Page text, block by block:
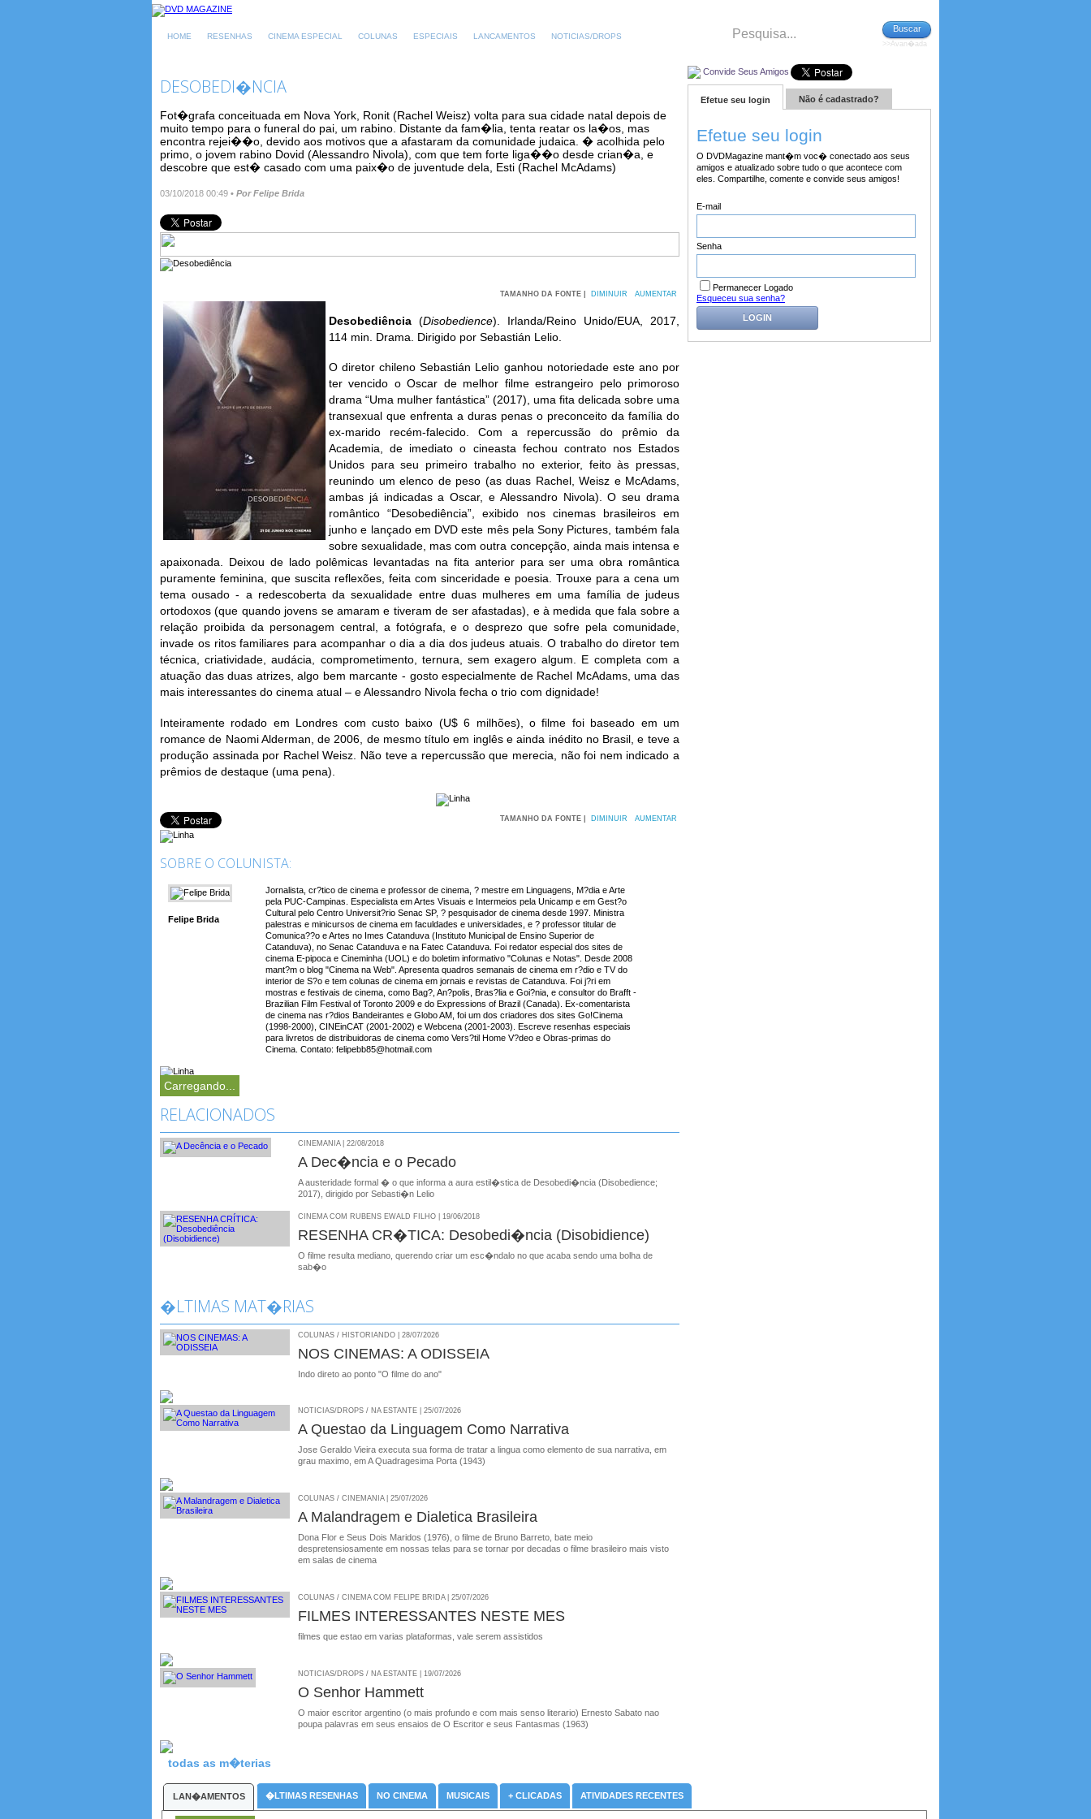
HOME RESENHAS CINEMA ESPECIAL COLUNAS ESPECIAIS LANCAMENTOS NOTICIAS/DROPS
Buscar
>>Avan�ada
DESOBEDI�NCIA
Fot�grafa conceituada em Nova York, Ronit (Rachel Weisz) volta para sua cidade natal depois de
muito tempo para o funeral do pai, um rabino. Distante da fam�lia, tenta reatar os la�os, mas
encontra rejei��o, devido aos motivos que a afastaram da comunidade judaica. � acolhida pelo
primo, o jovem rabino Dovid (Alessandro Nivola), com que tem forte liga��o desde crian�a, e
descobre que est� casado com uma paix�o de juventude dela, Esti (Rachel McAdams)
03/10/2018 00:49 • Por Felipe Brida
TAMANHO DA FONTE | DIMINUIR AUMENTAR
Desobediência (Disobedience). Irlanda/Reino Unido/EUA, 2017,
114 min. Drama. Dirigido por Sebastián Lelio.
O diretor chileno Sebastián Lelio ganhou notoriedade este ano por
ter vencido o Oscar de melhor filme estrangeiro pelo primoroso
drama “Uma mulher fantástica” (2017), uma fita delicada sobre uma
transexual que enfrenta a duras penas o preconceito da família do
ex-marido recém-falecido. Com a repercussão do prêmio da
Academia, de imediato o cineasta fechou contrato nos Estados
Unidos para seu primeiro trabalho no exterior, feito às pressas,
reunindo um elenco de peso (as duas Rachel, Weisz e McAdams,
ambas já indicadas a Oscar, e Alessandro Nivola). O seu drama
romântico “Desobediência”, exibido nos cinemas brasileiros em
junho e lançado em DVD este mês pela Sony Pictures, também fala
sobre sexualidade, mas com outra concepção, ainda mais intensa e
apaixonada. Deixou de lado polêmicas levantadas na fita anterior para ser uma obra romântica
puramente feminina, que suscita reflexões, feita com sinceridade e poesia. Trouxe para a cena um
tema ousado - a redescoberta da sexualidade entre duas mulheres em uma família de judeus
ortodoxos (que quando jovens se amaram e tiveram de ser afastadas), e à medida que fala sobre a
relação proibida da personagem central, a fotógrafa, e o desprezo que sofre pela comunidade,
invade os ritos familiares para acompanhar o dia a dia dos judeus atuais. O trabalho do diretor tem
técnica, criatividade, audácia, comprometimento, ternura, sem exagero algum. E completa com a
atuação das duas atrizes, algo bem marcante - gosto especialmente de Rachel McAdams, uma das
mais interessantes do cinema atual – e Alessandro Nivola fecha o trio com dignidade!
Inteiramente rodado em Londres com custo baixo (U$ 6 milhões), o filme foi baseado em um
romance de Naomi Alderman, de 2006, de mesmo título em inglês e ainda inédito no Brasil, e teve a
produção assinada por Rachel Weisz. Não teve a repercussão que merecia, não foi nem indicado a
prêmios de destaque (uma pena).
TAMANHO DA FONTE | DIMINUIR AUMENTAR
SOBRE O COLUNISTA:
Felipe Brida
Jornalista, cr?tico de cinema e professor de cinema, ? mestre em Linguagens, M?dia e Arte
pela PUC-Campinas. Especialista em Artes Visuais e Intermeios pela Unicamp e em Gest?o
Cultural pelo Centro Universit?rio Senac SP, ? pesquisador de cinema desde 1997. Ministra
palestras e minicursos de cinema em faculdades e universidades, e ? professor titular de
Comunica??o e Artes no Imes Catanduva (Instituto Municipal de Ensino Superior de
Catanduva), no Senac Catanduva e na Fatec Catanduva. Foi redator especial dos sites de
cinema E-pipoca e Cineminha (UOL) e do boletim informativo "Colunas e Notas". Desde 2008
mant?m o blog "Cinema na Web". Apresenta quadros semanais de cinema em r?dio e TV do
interior de S?o e tem colunas de cinema em jornais e revistas de Catanduva. Foi j?ri em
mostras e festivais de cinema, como Bag?, An?polis, Bras?lia e Goi?nia, e consultor do Brafft -
Brazilian Film Festival of Toronto 2009 e do Expressions of Brazil (Canada). Ex-comentarista
de cinema nas r?dios Bandeirantes e Globo AM, foi um dos criadores dos sites Go!Cinema
(1998-2000), CINEinCAT (2001-2002) e Webcena (2001-2003). Escreve resenhas especiais
para livretos de distribuidoras de cinema como Vers?til Home V?deo e Obras-primas do
Cinema. Contato: felipebb85@hotmail.com
Carregando...
RELACIONADOS
CINEMANIA | 22/08/2018
A Dec�ncia e o Pecado
A austeridade formal � o que informa a aura estil�stica de Desobedi�ncia (Disobedience;
2017), dirigido por Sebasti�n Lelio
CINEMA COM RUBENS EWALD FILHO | 19/06/2018
RESENHA CR�TICA: Desobedi�ncia (Disobidience)
O filme resulta mediano, querendo criar um esc�ndalo no que acaba sendo uma bolha de
sab�o
�LTIMAS MAT�RIAS
COLUNAS / HISTORIANDO | 28/07/2026
NOS CINEMAS: A ODISSEIA
Indo direto ao ponto "O filme do ano"
NOTICIAS/DROPS / NA ESTANTE | 25/07/2026
A Questao da Linguagem Como Narrativa
Jose Geraldo Vieira executa sua forma de tratar a lingua como elemento de sua narrativa, em
grau maximo, em A Quadragesima Porta (1943)
COLUNAS / CINEMANIA | 25/07/2026
A Malandragem e Dialetica Brasileira
Dona Flor e Seus Dois Maridos (1976), o filme de Bruno Barreto, bate meio
despretensiosamente em nossas telas para se tornar por decadas o filme brasileiro mais visto
em salas de cinema
COLUNAS / CINEMA COM FELIPE BRIDA | 25/07/2026
FILMES INTERESSANTES NESTE MES
filmes que estao em varias plataformas, vale serem assistidos
NOTICIAS/DROPS / NA ESTANTE | 19/07/2026
O Senhor Hammett
O maior escritor argentino (o mais profundo e com mais senso literario) Ernesto Sabato nao
poupa palavras em seus ensaios de O Escritor e seus Fantasmas (1963)
todas as m�terias
Convide Seus Amigos
Efetue seu login Não é cadastrado?
Efetue seu login
O DVDMagazine mant�m voc� conectado aos seus
amigos e atualizado sobre tudo o que acontece com
eles. Compartilhe, comente e convide seus amigos!
E-mail
Senha
Permanecer Logado
Esqueceu sua senha?
LOGIN
LAN�AMENTOS �LTIMAS RESENHAS NO CINEMA MUSICAIS + CLICADAS ATIVIDADES RECENTES